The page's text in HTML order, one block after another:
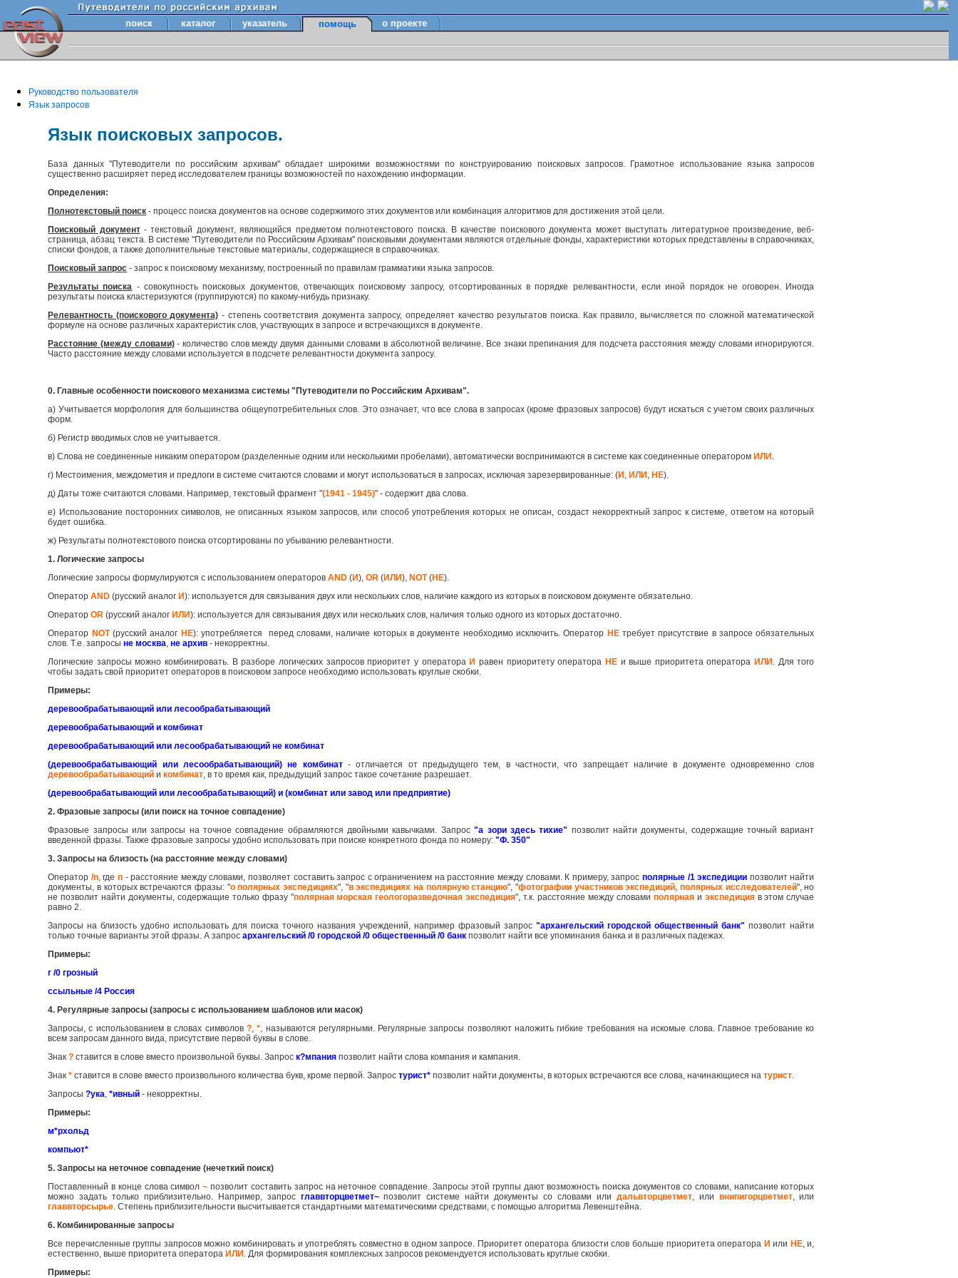
поиск каталог указатель помощь о проекте
Руководство пользователя
Язык запросов
Язык поисковых запросов.
База данных "Путеводители по российским архивам" обладает широкими возможностями по конструированию поисковых запросов. Грамотное использование языка запросов
существенно расширяет перед исследователем границы возможностей по нахождению информации.
Определения:
Полнотекстовый поиск - процесс поиска документов на основе содержимого этих документов или комбинация алгоритмов для достижения этой цели.
Поисковый документ- текстовый документ, являющийся предметом полнотекстового поиска. В качестве поискового документа может выступать литературное произведение, веб-
страница, абзац текста. В системе "Путеводители по Российским Архивам" поисковыми документами являются отдельные фонды, характеристики которых представлены в справочниках,
списки фондов, а также дополнительные текстовые материалы, содержащиеся в справочниках.
Поисковый запрос - запрос к поисковому механизму, построенный по правилам грамматики языка запросов.
Результаты поиска - совокупность поисковых документов, отвечающих поисковому запросу, отсортированных в порядке релевантности, если иной порядок не оговорен. Иногда
результаты поиска кластеризуются (группируются) по какому-нибудь признаку.
Релевантность (поискового документа) - степень соответствия документа запросу, определяет качество результатов поиска. Как правило, вычисляется по сложной математической
формуле на основе различных характеристик слов, участвующих в запросе и встречающихся в документе.
Расстояние (между словами)- количество слов между двумя данными словами в абсолютной величине. Все знаки препинания для подсчета расстояния между словами игнорируются.
Часто расстояние между словами используется в подсчете релевантности документа запросу.
0. Главные особенности поискового механизма системы "Путеводители по Российским Архивам".
а) Учитывается морфология для большинства общеупотребительных слов. Это означает, что все слова в запросах (кроме фразовых запросов) будут искаться с учетом своих различных
форм.
б) Регистр вводимых слов не учитывается.
в) Слова не соединенные никаким оператором (разделенные одним или несколькими пробелами), автоматически воспринимаются в системе как соединенные операторомИЛИ.
г) Местоимения, междометия и предлоги в системе считаются словами и могут использоваться в запросах, исключая зарезервированные: (И,ИЛИ,НЕ).
д) Даты тоже считаются словами. Например, текстовый фрагмент "(1941 - 1945)" - содержит два слова.
е) Использование посторонних символов, не описанных языком запросов, или способ употребления которых не описан, создаст некорректный запрос к системе, ответом на который
будет ошибка.
ж) Результаты полнотекстового поиска отсортированы по убыванию релевантности.
1. Логические запросы
Логические запросы формулируются с использованием операторовAND (И),OR (ИЛИ),NOT(НЕ).
ОператорAND (русский аналогИ): используется для связывания двух или нескольких слов, наличие каждого из которых в поисковом документе обязательно.
ОператорOR (русский аналогИЛИ): используется для связывания двух или нескольких слов, наличия только одного из которых достаточно.
Оператор NOT(русский аналог НЕ): употребляется перед словами, наличие которых в документе необходимо исключить. Оператор НЕтребует присутствие в запросе обязательных
слов. Т.е. запросыне москва,не архив - некорректны.
Логические запросы можно комбинировать. В разборе логических запросов приоритет у оператораИ равен приоритету оператора НЕи выше приоритета оператораИЛИ. Для того
чтобы задать свой приоритет операторов в поисковом запросе необходимо использовать круглые скобки.
Примеры:
деревообрабатывающий или лесообрабатывающий
деревообрабатывающий и комбинат
деревообрабатывающий или лесообрабатывающий не комбинат
(деревообрабатывающий или лесообрабатывающий) не комбинат- отличается от предыдущего тем, в частности, что запрещает наличие в документе одновременно слов
деревообрабатывающий икомбинат, в то время как, предыдущий запрос такое сочетание разрешает.
(деревообрабатывающий или лесообрабатывающий) и (комбинат или завод или предприятие)
2. Фразовые запросы (или поиск на точное совпадение)
Фразовые запросы или запросы на точное совпадение обрамляются двойными кавычками. Запрос"а зори здесь тихие" позволит найти документы, содержащие точный вариант
введенной фразы. Также фразовые запросы удобно использовать при поиске конкретного фонда по номеру:"Ф. 350"
3. Запросы на близость (на расстояние между словами)
Оператор /n, где n- расстояние между словами, позволяет составить запрос с ограничением на расстояние между словами. К примеру, запросполярные /1 экспедиции позволит найти
документы, в которых встречаются фразы: "о полярных экспедициях", "в экспедициях на полярную станцию", "фотографии участников экспедиций, полярных исследователей", но
не позволит найти документы, содержащие только фразу "полярная морская геологоразведочная экспедиция", т.к. расстояние между словами полярнаяи экспедицияв этом случае
равно 2.
Запросы на близость удобно использовать для поиска точного названия учреждений, например фразовый запрос"архангельский городской общественный банк" позволит найти
только точные варианты этой фразы. А запросархангельский /0 городской /0 общественный /0 банк позволит найти все упоминания банка и в различных падежах.
Примеры:
г /0 грозный
ссыльные /4 Россия
4. Регулярные запросы (запросы с использованием шаблонов или масок)
Запросы, с использованием в словах символов ?,*, называются регулярными. Регулярные запросы позволяют наложить гибкие требования на искомые слова. Главное требование ко
всем запросам данного вида, присутствие первой буквы в слове.
Знак? ставится в слове вместо произвольной буквы. Запроск?мпания позволит найти слова компания и кампания.
Знак* ставится в слове вместо произвольного количества букв, кроме первой. Запростурист* позволит найти документы, в которых встречаются все слова, начинающиеся натурист.
Запросы?ука,*ивный - некорректны.
Примеры:
м*рхольд
компьют*
5. Запросы на неточное совпадение (нечеткий поиск)
Поставленный в конце слова символ ~ позволит составить запрос на неточное совпадение. Запросы этой группы дают возможность поиска документов со словами, написание которых
можно задать только приблизительно. Например, запрос главвторцветмет~позволит системе найти документы со словами или дальвторцветмет, или внипигорцветмет, или
главвторсырье. Степень приблизительности высчитывается стандартными математическими средствами, с помощью алгоритма Левенштейна.
6. Комбинированные запросы
Все перечисленные группы запросов можно комбинировать и употреблять совместно в одном запросе. Приоритет оператора близости слов больше приоритета оператора И или НЕ, и,
естественно, выше приоритета оператораИЛИ. Для формирования комплексных запросов рекомендуется использовать круглые скобки.
Примеры: